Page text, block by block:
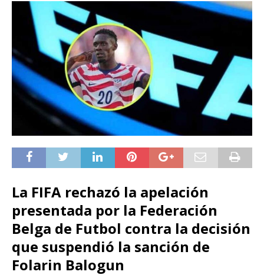
La FIFA rechazó la apelación
presentada por la Federación
Belga de Futbol contra la decisión
que suspendió la sanción de
Folarin Balogun